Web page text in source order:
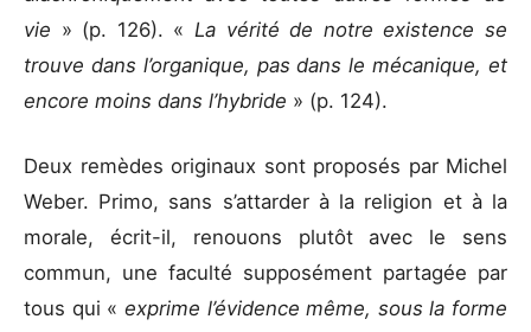
vie » (p. 126). « La vérité de notre existence se
trouve dans l’organique, pas dans le mécanique, et
encore moins dans l’hybride » (p. 124).
Deux remèdes originaux sont proposés par Michel
Weber. Primo, sans s’attarder à la religion et à la
morale, écrit-il, renouons plutôt avec le sens
commun, une faculté supposément partagée par
tous qui « exprime l’évidence même, sous la forme